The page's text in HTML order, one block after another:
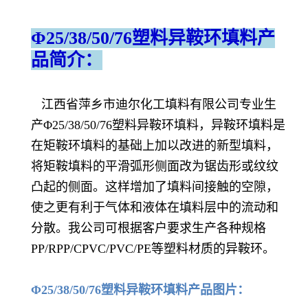
Φ25/38/50/76塑料异鞍环填料产
品简介：
江西省萍乡市迪尔化工填料有限公司专业生
产Φ25/38/50/76塑料异鞍环填料，异鞍环填料是
在矩鞍环填料的基础上加以改进的新型填料，
将矩鞍填料的平滑弧形侧面改为锯齿形或纹纹
凸起的侧面。这样增加了填料间接触的空隙，
使之更有利于气体和液体在填料层中的流动和
分散。我公司可根据客户要求生产各种规格
PP/RPP/CPVC/PVC/PE等塑料材质的异鞍环。
Φ25/38/50/76塑料异鞍环填料产品图片：